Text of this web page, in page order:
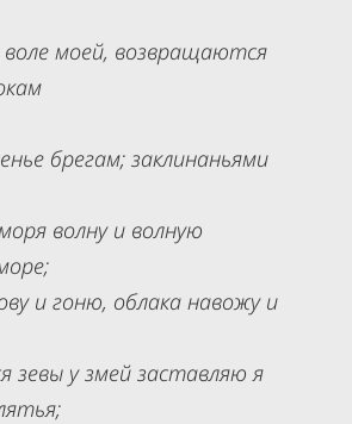
моей, возвращаются
брегам; заклинаньями
волну и волную
и гоню, облака навожу и
зевы у змей заставляю я